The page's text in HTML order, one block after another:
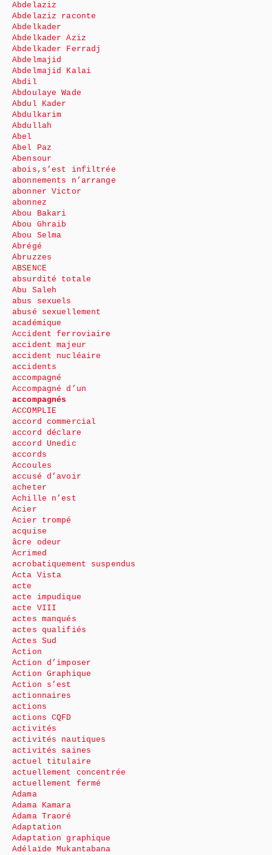
Abdelaziz
Abdelaziz raconte
Abdelkader
Abdelkader Aziz
Abdelkader Ferradj
Abdelmajid
Abdelmajid Kalai
Abdil
Abdoulaye Wade
Abdul Kader
Abdulkarim
Abdullah
Abel
Abel Paz
Abensour
abois,s’est infiltrée
abonnements n’arrange
abonner Victor
abonnez
Abou Bakari
Abou Ghraib
Abou Selma
Abrégé
Abruzzes
ABSENCE
absurdité totale
Abu Saleh
abus sexuels
abusé sexuellement
académique
Accident ferroviaire
accident majeur
accident nucléaire
accidents
accompagné
Accompagné d’un
accompagnés
ACCOMPLIE
accord commercial
accord déclare
accord Unedic
accords
Accoules
accusé d’avoir
acheter
Achille n’est
Acier
Acier trompé
acquise
âcre odeur
Acrimed
acrobatiquement suspendus
Acta Vista
acte
acte impudique
acte VIII
actes manqués
actes qualifiés
Actes Sud
Action
Action d’imposer
Action Graphique
Action s’est
actionnaires
actions
actions CQFD
activités
activités nautiques
activités saines
actuel titulaire
actuellement concentrée
actuellement fermé
Adama
Adama Kamara
Adama Traoré
Adaptation
Adaptation graphique
Adélaïde Mukantabana